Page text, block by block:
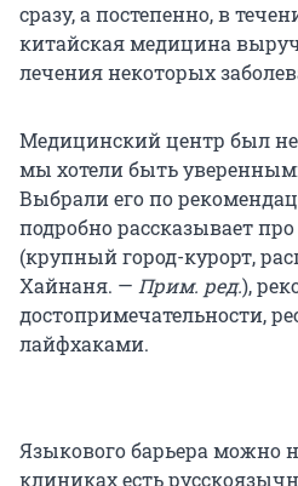
сразу, а постепенно, в
китайская медицина
лечения некоторых
Медицинский центр был
мы хотели быть
Выбрали его по
подробно рассказывает
(крупный город-курорт,
Хайнаня. — Прим. ред.),
достопримечательности,
лайфхаками.
Языкового барьера можно
клиниках есть